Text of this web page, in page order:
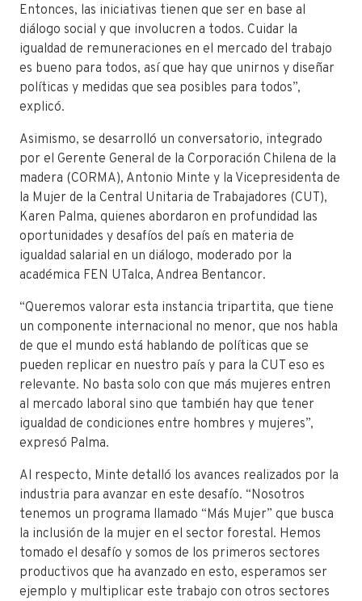
Entonces, las iniciativas tienen que ser en base al
diálogo social y que involucren a todos. Cuidar la
igualdad de remuneraciones en el mercado del trabajo
es bueno para todos, así que hay que unirnos y diseñar
políticas y medidas que sea posibles para todos”,
explicó.
Asimismo, se desarrolló un conversatorio, integrado
por el Gerente General de la Corporación Chilena de la
madera (CORMA), Antonio Minte y la Vicepresidenta de
la Mujer de la Central Unitaria de Trabajadores (CUT),
Karen Palma, quienes abordaron en profundidad las
oportunidades y desafíos del país en materia de
igualdad salarial en un diálogo, moderado por la
académica FEN UTalca, Andrea Bentancor.
“Queremos valorar esta instancia tripartita, que tiene
un componente internacional no menor, que nos habla
de que el mundo está hablando de políticas que se
pueden replicar en nuestro país y para la CUT eso es
relevante. No basta solo con que más mujeres entren
al mercado laboral sino que también hay que tener
igualdad de condiciones entre hombres y mujeres”,
expresó Palma.
Al respecto, Minte detalló los avances realizados por la
industria para avanzar en este desafío. “Nosotros
tenemos un programa llamado “Más Mujer” que busca
la inclusión de la mujer en el sector forestal. Hemos
tomado el desafío y somos de los primeros sectores
productivos que ha avanzado en esto, esperamos ser
ejemplo y multiplicar este trabajo con otros sectores